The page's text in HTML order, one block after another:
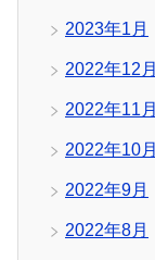
2023年1月
2022年12月
2022年11月
2022年10月
2022年9月
2022年8月